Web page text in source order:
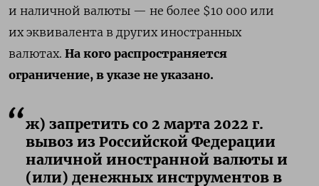
и наличной валюты — не более $10 000 или
их эквивалента в других иностранных
валютах. На кого распространяется
ограничение, в указе не указано.
ж) запретить со 2 марта 2022 г.
вывоз из Российской Федерации
наличной иностранной валюты и
(или) денежных инструментов в